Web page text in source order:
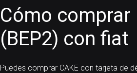
Cómo comprar
(BEP2) con fiat
Puedes comprar CAKE con tarjeta de